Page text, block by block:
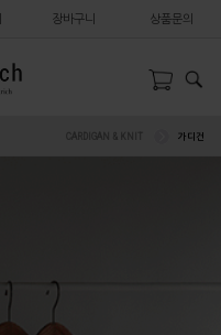
장바구니 상품문의
가디건